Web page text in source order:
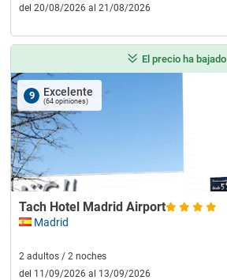
del 20/08/2026 al 21/08/2026
El precio ha bajado
9 Excelente
(64 opiniones)
Tach Hotel Madrid Airport
Madrid
2 adultos / 2 noches
del 11/09/2026 al 13/09/2026